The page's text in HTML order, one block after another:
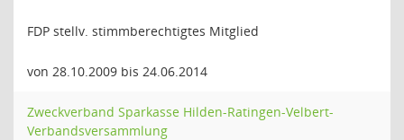
FDP stellv. stimmberechtigtes Mitglied
von 28.10.2009 bis 24.06.2014
Zweckverband Sparkasse Hilden-Ratingen-Velbert-
Verbandsversammlung